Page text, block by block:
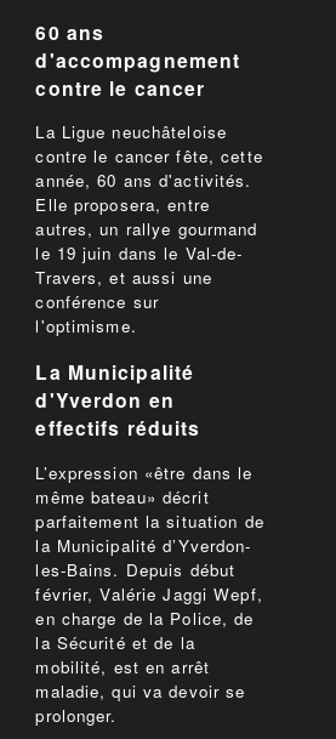
60 ans
d'accompagnement
contre le cancer
La Ligue neuchâteloise
contre le cancer fête, cette
année, 60 ans d'activités.
Elle proposera, entre
autres, un rallye gourmand
le 19 juin dans le Val-de-
Travers, et aussi une
conférence sur
l'optimisme.
La Municipalité
d'Yverdon en
effectifs réduits
L’expression «être dans le
même bateau» décrit
parfaitement la situation de
la Municipalité d’Yverdon-
les-Bains. Depuis début
février, Valérie Jaggi Wepf,
en charge de la Police, de
la Sécurité et de la
mobilité, est en arrêt
maladie, qui va devoir se
prolonger.